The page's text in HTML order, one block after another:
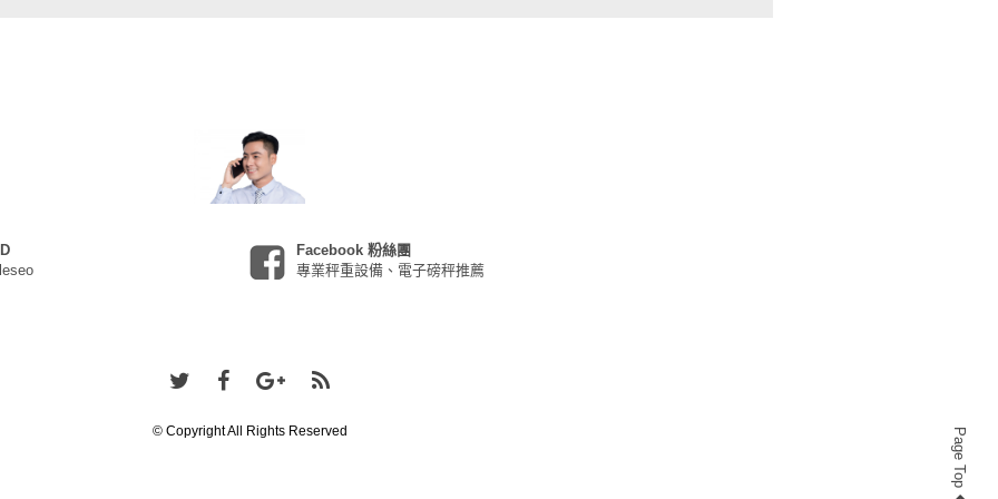
Page Top
Facebook 粉絲團
專業秤重設備、電子磅秤推薦
© Copyright All Rights Reserved